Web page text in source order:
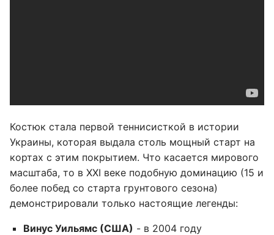
Костюк стала первой теннисисткой в истории
Украины, которая выдала столь мощный старт на
кортах с этим покрытием. Что касается мирового
масштаба, то в XXI веке подобную доминацию (15 и
более побед со старта грунтового сезона)
демонстрировали только настоящие легенды:
Винус Уильямс (США) - в 2004 году